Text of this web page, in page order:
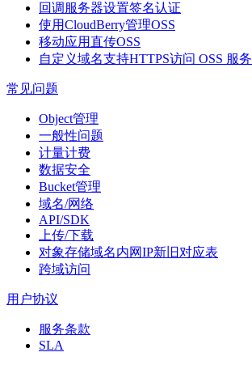
回调服务器设置签名认证
使用CloudBerry管理OSS
移动应用直传OSS
自定义域名支持HTTPS访问 OSS 服务
常见问题
Object管理
一般性问题
计量计费
数据安全
Bucket管理
域名/网络
API/SDK
上传/下载
对象存储域名内网IP新旧对应表
跨域访问
用户协议
服务条款
SLA